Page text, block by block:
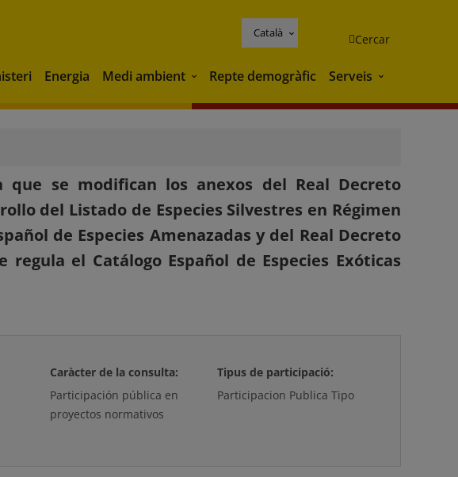
Català Cercar
Energia Medi ambient Medi ambient
Repte demogràfic Serveis Serveis
se modifican los anexos del Real Decreto
del Listado de Especies Silvestres en Régimen
de Especies Amenazadas y del Real Decreto
el Catálogo Español de Especies Exóticas
Caràcter de la consulta:
Participación pública en
proyectos normativos
Tipus de participació:
Participacion Publica Tipo